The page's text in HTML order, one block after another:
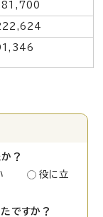
？
役に立
ですか？